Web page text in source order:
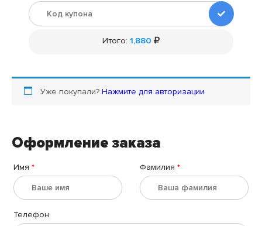
Итого: 1,880
Уже покупали? Нажмите для авторизации
Оформление заказа
Имя * Фамилия*
Телефон